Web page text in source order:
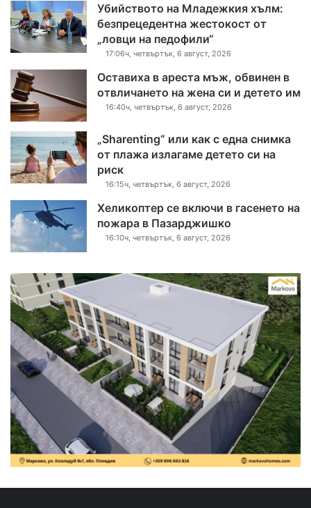
Убийството на Младежкия хълм:
безпрецедентна жестокост от
„ловци на педофили“
17:06ч, четвъртък, 6 август, 2026
Оставиха в ареста мъж, обвинен в
отвличането на жена си и детето им
16:40ч, четвъртък, 6 август, 2026
„Sharenting“ или как с една снимка
от плажа излагаме детето си на
риск
16:15ч, четвъртък, 6 август, 2026
Хеликоптер се включи в гасенето на
пожара в Пазарджишко
16:10ч, четвъртък, 6 август, 2026